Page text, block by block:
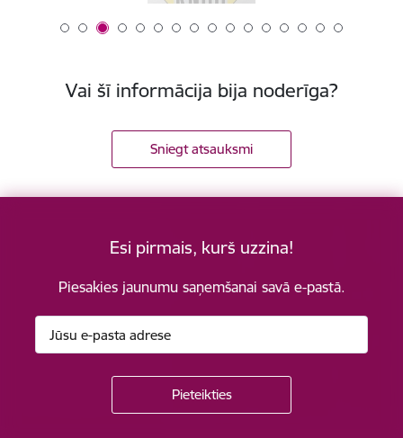
Vai šī informācija bija noderīga?
Sniegt atsauksmi
Esi pirmais, kurš uzzina!
Piesakies jaunumu saņemšanai savā e-pastā.